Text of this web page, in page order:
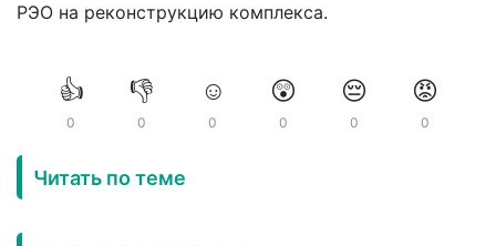
РЭО на реконструкцию комплекса.
👍
0
👎
0
☺️
0
😲
0
😔
0
😡
0
Читать по теме